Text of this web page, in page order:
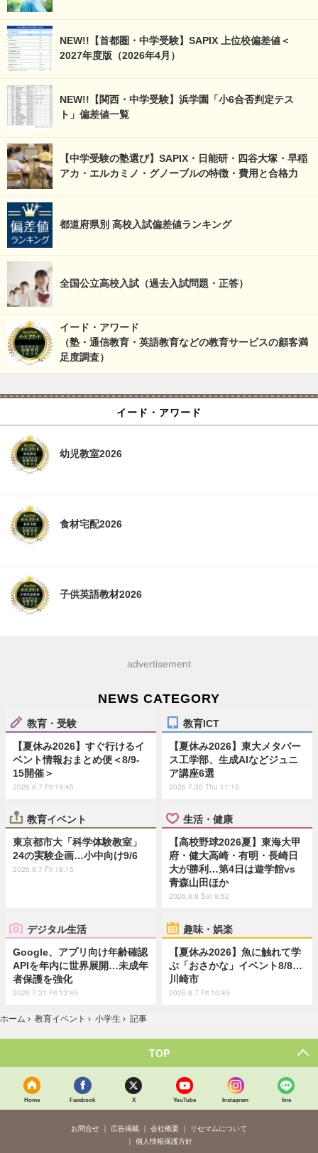
NEW!!【首都圏・中学受験】SAPIX 上位校偏差値＜
2027年度版（2026年4月）
NEW!!【関西・中学受験】浜学園「小6合否判定テス
ト」偏差値一覧
【中学受験の塾選び】SAPIX・日能研・四谷大塚・早稲
アカ・エルカミノ・グノーブルの特徴・費用と合格力
都道府県別 高校入試偏差値ランキング
全国公立高校入試（過去入試問題・正答）
イード・アワード
（塾・通信教育・英語教育などの教育サービスの顧客満
足度調査）
イード・アワード
幼児教室2026
食材宅配2026
子供英語教材2026
advertisement
NEWS CATEGORY
教育・受験
【夏休み2026】すぐ行けるイ
ベント情報おまとめ便＜8/9-
15開催＞
2026.8.7 Fri 19:45
教育ICT
【夏休み2026】東大メタバー
ス工学部、生成AIなどジュニ
ア講座6選
2026.7.30 Thu 11:15
教育イベント
東京都市大「科学体験教室」
24の実験企画…小中向け9/6
2026.8.7 Fri 18:15
生活・健康
【高校野球2026夏】東海大甲
府・健大高崎・有明・長崎日
大が勝利…第4日は遊学館vs
青森山田ほか
2026.8.8 Sat 9:52
デジタル生活
Google、アプリ向け年齢確認
APIを年内に世界展開…未成年
者保護を強化
2026.7.31 Fri 13:45
趣味・娯楽
【夏休み2026】魚に触れて学
ぶ「おさかな」イベント8/8…
川崎市
2026.8.7 Fri 10:45
ホーム › 教育イベント › 小学生 › 記事
TOP
Home Facebook X YouTube Instagram line
お問合せ 広告掲載 会社概要
リセマムについて
個人情報保護方針